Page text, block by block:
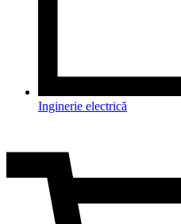
Inginerie electrică